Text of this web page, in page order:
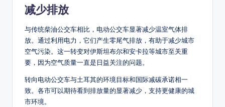
减少排放
与传统柴油公交车相比，电动公交车显著减少温室气体排
放。通过利用电力，它们产生零尾气排放，有助于减少城市
空气污染。这一转变对伊斯坦布尔和安卡拉等城市至关重
要，因为空气质量一直是日益关注的问题。
转向电动公交车与土耳其的环境目标和国际减碳承诺相一
致。各市可以期待看到排放量的显著减少，支持更健康的城
市环境。